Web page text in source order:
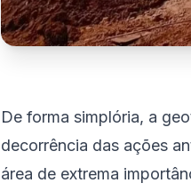
De forma simplória, a
decorrência das ações
área de extrema